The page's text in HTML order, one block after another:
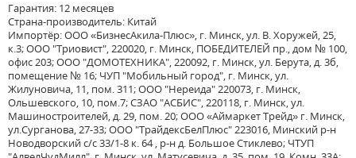
Гарантия: 12 месяцев
Страна-производитель: Китай
Импортёр: ООО «БизнесАкила-Плюс», г. Минск, ул. В. Хоружей, 25,
к.3; ООО "Триовист", 220020, г. Минск, ПОБЕДИТЕЛЕЙ пр., дом № 100,
офис 203; ООО "ДОМОТЕХНИКА", 220092, г. Минск, ул. Берута, д. 3б,
помещение № 16; ЧУП "Мобильный город", г. Минск, ул.
Жилуновича, 11, пом. 311; ООО "Нереида" 220073, г. Минск,
Ольшевского, 10, пом.7; СЗАО "АСБИС", 220118, г. Минск, ул.
Машиностроителей, д. 29, пом. 20; ООО «Аймаркет Трейд» г. Минск,
ул.Сурганова, 27-33; ООО "ТрайдексБелПлюс" 223016, Минский р-н
Новодворский с/с 33/1-8 к. 64 , р-н д. Большое Стиклево; ЧТУП